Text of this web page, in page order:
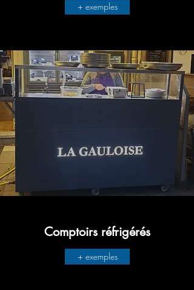
+ exemples
Comptoirs réfrigérés
+ exemples